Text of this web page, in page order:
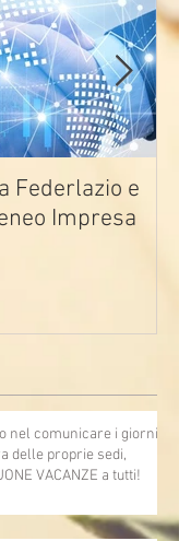
Federlazio e
Impresa
nel comunicare i giorni
delle proprie sedi,
VACANZE a tutti!